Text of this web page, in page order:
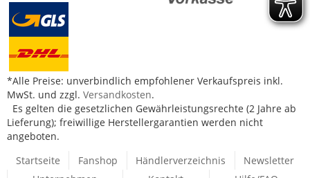
*Alle Preise: unverbindlich empfohlener Verkaufspreis inkl.
MwSt. und zzgl. Versandkosten.
Es gelten die gesetzlichen Gewährleistungsrechte (2 Jahre ab
Lieferung); freiwillige Herstellergarantien werden nicht
angeboten.
Startseite
Fanshop Händlerverzeichnis
Newsletter